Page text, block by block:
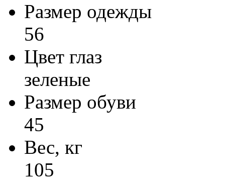
Размер одежды
56
Цвет глаз
зеленые
Размер обуви
45
Вес, кг
105